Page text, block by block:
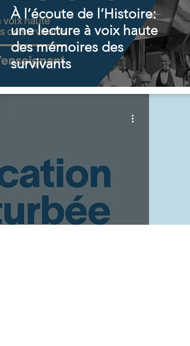
À l’écoute de l’Histoire:
une lecture à voix haute
des mémoires des
survivants